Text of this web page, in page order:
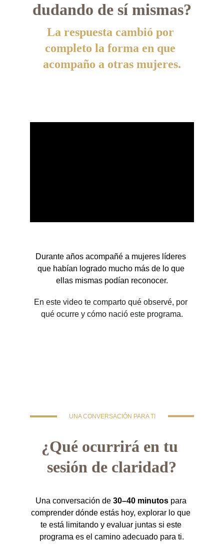
dudando de sí mismas?
La respuesta cambió por
completo la forma en que
acompaño a otras mujeres.
Durante años acompañé a mujeres líderes
que habían logrado mucho más de lo que
ellas mismas podían reconocer.
En este video te comparto qué observé, por
qué ocurre y cómo nació este programa.
UNA CONVERSACIÓN PARA TI
¿Qué ocurrirá en tu
sesión de claridad?
Una conversación de 30–40 minutos para
comprender dónde estás hoy, explorar lo que
te está limitando y evaluar juntas si este
programa es el camino adecuado para ti.